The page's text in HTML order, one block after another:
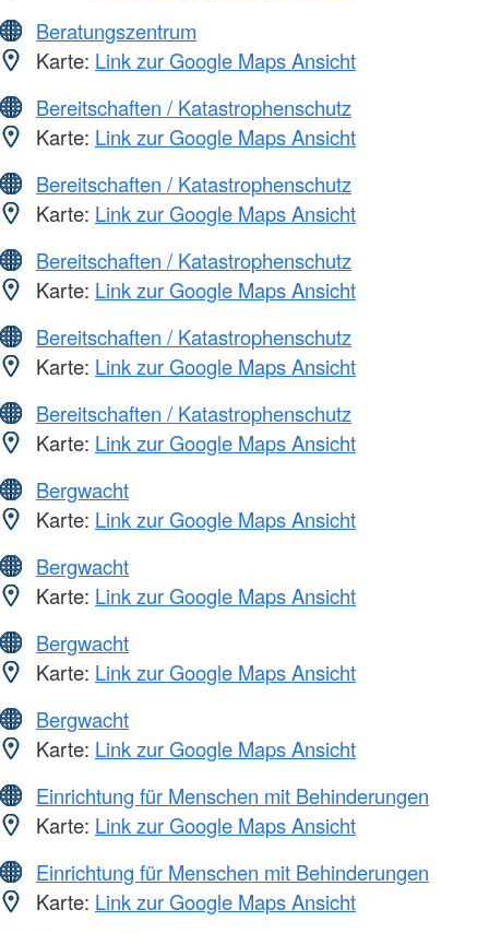
Beratungszentrum
Karte: Link zur Google Maps Ansicht
Bereitschaften / Katastrophenschutz
Karte: Link zur Google Maps Ansicht
Bereitschaften / Katastrophenschutz
Karte: Link zur Google Maps Ansicht
Bereitschaften / Katastrophenschutz
Karte: Link zur Google Maps Ansicht
Bereitschaften / Katastrophenschutz
Karte: Link zur Google Maps Ansicht
Bereitschaften / Katastrophenschutz
Karte: Link zur Google Maps Ansicht
Bergwacht
Karte: Link zur Google Maps Ansicht
Bergwacht
Karte: Link zur Google Maps Ansicht
Bergwacht
Karte: Link zur Google Maps Ansicht
Bergwacht
Karte: Link zur Google Maps Ansicht
Einrichtung für Menschen mit Behinderungen
Karte: Link zur Google Maps Ansicht
Einrichtung für Menschen mit Behinderungen
Karte: Link zur Google Maps Ansicht